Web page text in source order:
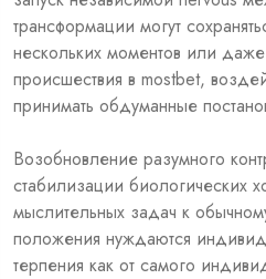
трансформации могут
нескольких моментов или
происшествия в mostbet,
принимать обдуманные
Возобновление разумного
стабилизации биологических
мыслительных задач к
положения нуждаются
терпения как от самого